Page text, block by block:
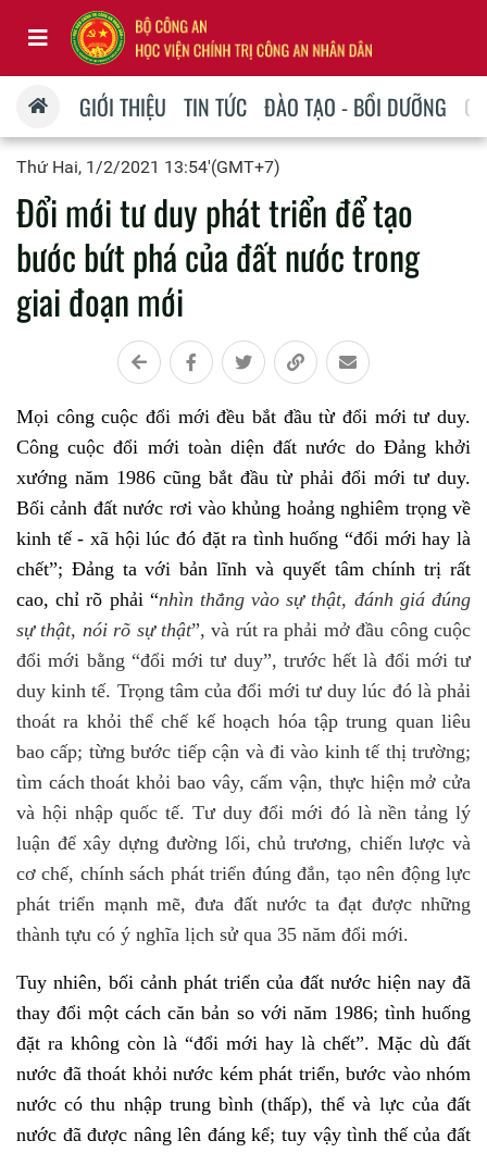
GIỚI THIỆU TIN TỨC ĐÀO TẠO - BỒI DƯỠNG
Thứ Hai, 1/2/2021 13:54'(GMT+7)
Đổi mới tư duy phát triển để tạo
bước bứt phá của đất nước trong
giai đoạn mới
Mọi công cuộc đổi mới đều bắt đầu từ đổi mới tư duy.
Công cuộc đổi mới toàn diện đất nước do Đảng khởi
xướng năm 1986 cũng bắt đầu từ phải đổi mới tư duy.
Bối cảnh đất nước rơi vào khủng hoảng nghiêm trọng về
kinh tế - xã hội lúc đó đặt ra tình huống “đổi mới hay là
chết”; Đảng ta với bản lĩnh và quyết tâm chính trị rất
cao, chỉ rõ phải “nhìn thẳng vào sự thật, đánh giá đúng
sự thật, nói rõ sự thật”, và rút ra phải mở đầu công cuộc
đổi mới bằng “đổi mới tư duy”, trước hết là đổi mới tư
duy kinh tế. Trọng tâm của đổi mới tư duy lúc đó là phải
thoát ra khỏi thể chế kế hoạch hóa tập trung quan liêu
bao cấp; từng bước tiếp cận và đi vào kinh tế thị trường;
tìm cách thoát khỏi bao vây, cấm vận, thực hiện mở cửa
và hội nhập quốc tế. Tư duy đổi mới đó là nền tảng lý
luận để xây dựng đường lối, chủ trương, chiến lược và
cơ chế, chính sách phát triển đúng đắn, tạo nên động lực
phát triển mạnh mẽ, đưa đất nước ta đạt được những
thành tựu có ý nghĩa lịch sử qua 35 năm đổi mới.
Tuy nhiên, bối cảnh phát triển của đất nước hiện nay đã
thay đổi một cách căn bản so với năm 1986; tình huống
đặt ra không còn là “đổi mới hay là chết”. Mặc dù đất
nước đã thoát khỏi nước kém phát triển, bước vào nhóm
nước có thu nhập trung bình (thấp), thể và lực của đất
nước đã được nâng lên đáng kể; tuy vậy tình thế của đất